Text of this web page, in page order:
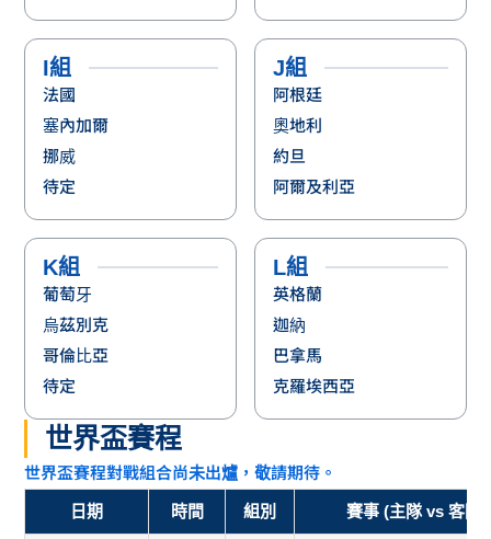
I組
法國
塞內加爾
挪威
待定
J組
阿根廷
奧地利
約旦
阿爾及利亞
K組
葡萄牙
烏茲別克
哥倫比亞
待定
L組
英格蘭
迦納
巴拿馬
克羅埃西亞
世界盃賽程
世界盃賽程對戰組合尚未出爐，敬請期待。
日期 時間 組別 賽事 (主隊 vs 客隊)